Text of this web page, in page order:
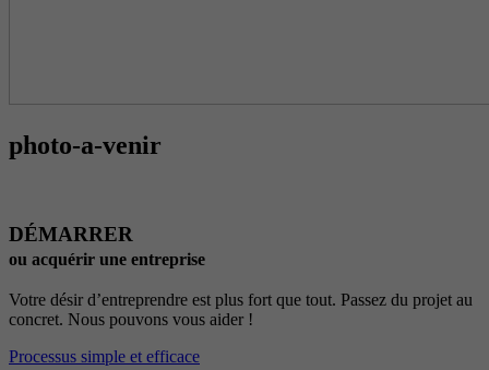
photo-a-venir
DÉMARRER
ou acquérir une entreprise
Votre désir d’entreprendre est plus fort que tout. Passez du projet au
concret. Nous pouvons vous aider !
Processus simple et efficace